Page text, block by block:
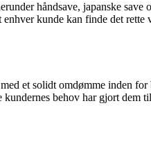
håndsave, japanske
kunde kan finde det
et solidt omdømme inden
behov har gjort